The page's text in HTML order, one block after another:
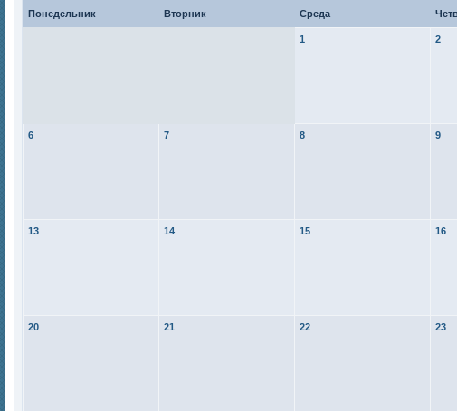
Понедельник Вторник Среда
1 2
6 7 8 9
13 14 15 16
20 21 22 23